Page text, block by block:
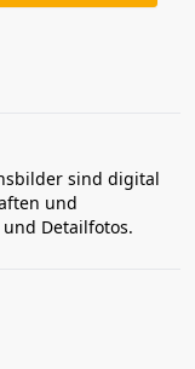
sind digital
und
Detailfotos.